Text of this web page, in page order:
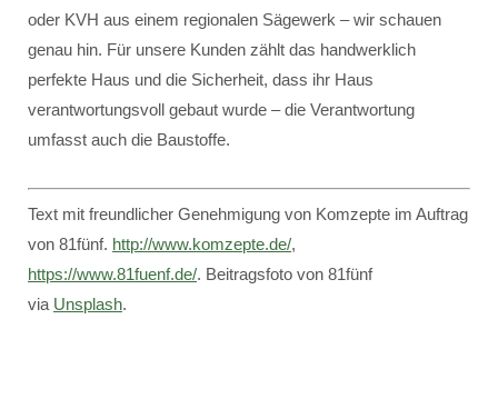
oder KVH aus einem regionalen Sägewerk – wir schauen
genau hin. Für unsere Kunden zählt das handwerklich
perfekte Haus und die Sicherheit, dass ihr Haus
verantwortungsvoll gebaut wurde – die Verantwortung
umfasst auch die Baustoffe.
Text mit freundlicher Genehmigung von Komzepte im Auftrag
von 81fünf. http://www.komzepte.de/,
https://www.81fuenf.de/. Beitragsfoto von 81fünf
via Unsplash.